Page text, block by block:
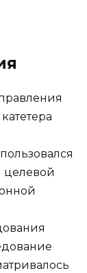
целевой